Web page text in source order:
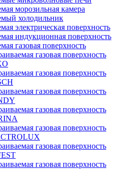
морозильная камера
холодильник
электрическая поверхность
индукционная поверхность
газовая поверхность
газовая поверхность
газовая поверхность
газовая поверхность
газовая поверхность
газовая поверхность
газовая поверхность
газовая поверхность